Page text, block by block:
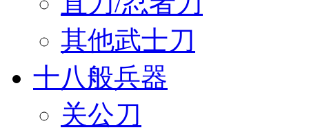
其他武士刀
十八般兵器
关公刀